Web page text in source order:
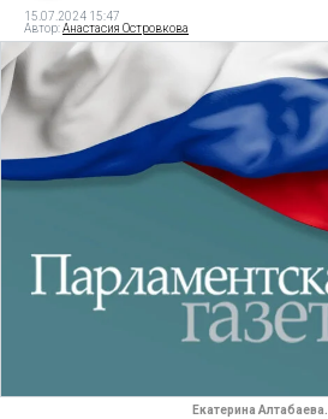
15.07.2024 15:47
Автор:Анастасия Островкова
Екатерина Алтабаева.